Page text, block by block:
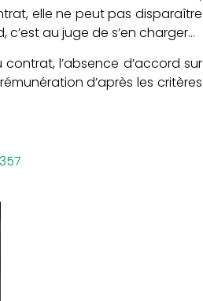
elle ne peut pas disparaître
au juge de s’en charger…
l’absence d’accord sur
d’après les critères